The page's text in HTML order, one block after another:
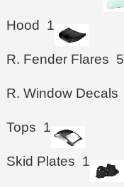
Hood 1
R. Fender Flares 5
R. Window Decals
Tops 1
Skid Plates 1